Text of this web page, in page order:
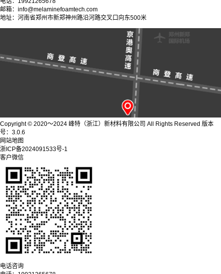
邮箱：info@melaminefoamtech.com
地址：河南省郑州市新郑神州路沿河路交叉口向东500米
Copyright © 2020～2024 峰特（浙江）新材料有限公司 All Rights Reserved 版本
号：3.0.6
网站地图
浙ICP备2024091533号-1
客户微信
电话咨询